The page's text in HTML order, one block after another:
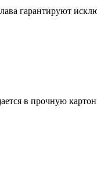
гарантируют
в прочную